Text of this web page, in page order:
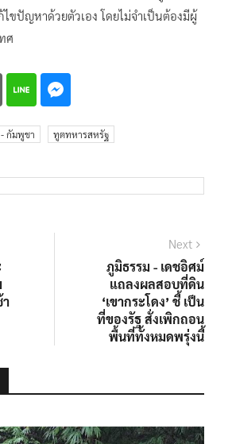
นเราเป็นพาร์เนอร์กัน แต่ตนเองคิดว่าข้อ
จะเกิดขึ้นจากการที่ไทย และกัมพูชา
ศ
Next
post:
ภูมิธรรม​ -​ เดชอิศม์​
แถลงผลสอบที่ดิน
‘เขากระโดง​’ ชี้ เป็น